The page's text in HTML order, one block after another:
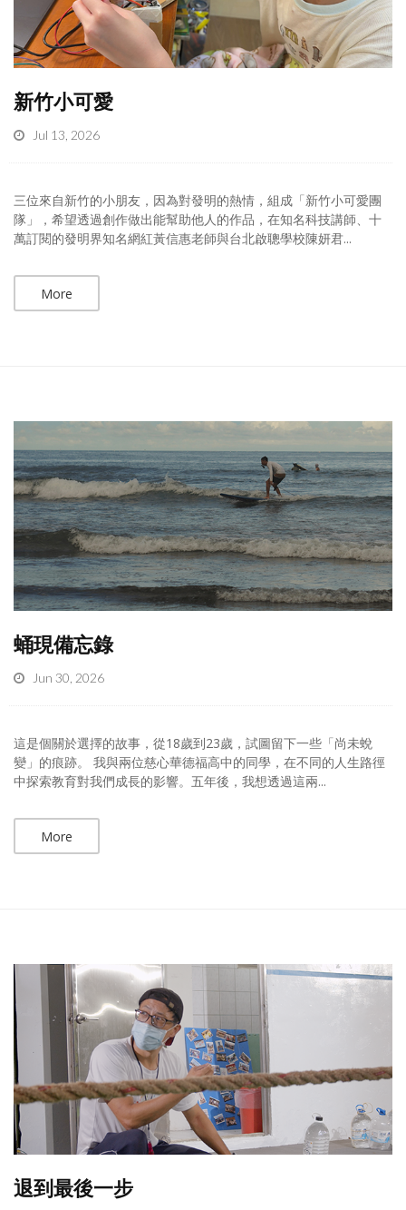
新竹小可愛
Jul 13, 2026
三位來自新竹的小朋友，因為對發明的熱情，組成「新竹小可愛團
隊」，希望透過創作做出能幫助他人的作品，在知名科技講師、十
萬訂閱的發明界知名網紅黃信惠老師與台北啟聰學校陳妍君...
More
蛹現備忘錄
Jun 30, 2026
這是個關於選擇的故事，從18歲到23歲，試圖留下一些「尚未蛻
變」的痕跡。 我與兩位慈心華德福高中的同學，在不同的人生路徑
中探索教育對我們成長的影響。五年後，我想透過這兩...
More
退到最後一步